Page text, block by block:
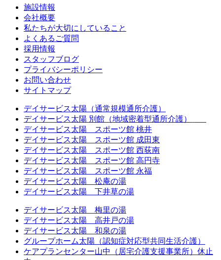
施設情報
会社概要
私たちが大切にしていること
よくあるご質問
採用情報
スタッフブログ
プライバシーポリシー
お問い合わせ
サイトマップ
デイサービス太陽（通常規模通所介護）
デイサービス太陽 別館（地域密着型通所介護）
デイサービス太陽 スポーツ館 桃井
デイサービス太陽 スポーツ館 成田東
デイサービス太陽 スポーツ館 西荻南
デイサービス太陽 スポーツ館 高円寺
デイサービス太陽 スポーツ館 永福
デイサービス太陽 松庵の湯
デイサービス太陽 下井草の湯
デイサービス太陽 梅里の湯
デイサービス太陽 高井戸の湯
デイサービス太陽 和泉の湯
グループホーム太陽（認知症対応型共同生活介護）
ケアプランセンター山中（居宅介護支援事業所）休止